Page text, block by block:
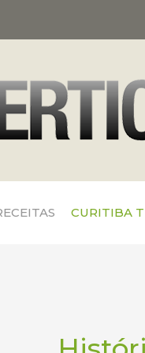
CURITIBA